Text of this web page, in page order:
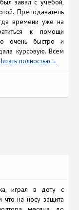
завал с учебой,
Преподаватель
времени уже на
к помощи
очень быстро и
курсовую. Всем
полностью
играл в доту с
на носу защита